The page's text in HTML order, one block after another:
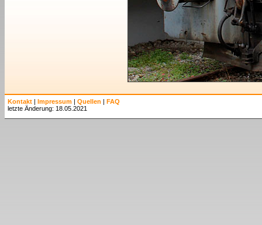
Kontakt | Impressum | Quellen | FAQ
letzte Änderung: 18.05.2021